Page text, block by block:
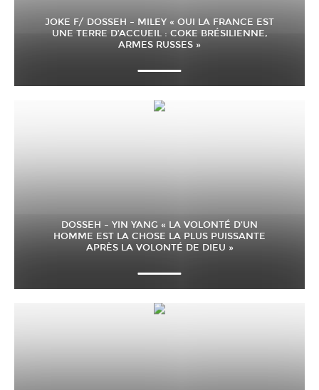
JOKE F/ DOSSEH – MILEY « OUI LA FRANCE EST
UNE TERRE D’ACCUEIL : COKE BRÉSILIENNE,
ARMES RUSSES »
DOSSEH – YIN YANG « LA VOLONTÉ D’UN
HOMME EST LA CHOSE LA PLUS PUISSANTE
APRÈS LA VOLONTÉ DE DIEU »